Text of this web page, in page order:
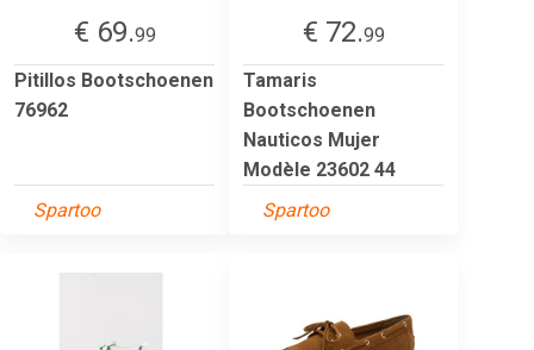
€ 69.99
Pitillos Bootschoenen
76962
Spartoo
€ 72.99
Tamaris
Bootschoenen
Nauticos Mujer
Modèle 23602 44
Spartoo